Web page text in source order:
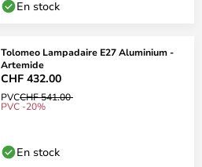
En stock
Tolomeo Lampadaire E27 Aluminium -
Artemide
CHF 432.00
PVCCHF 541.00
PVC -20%
En stock